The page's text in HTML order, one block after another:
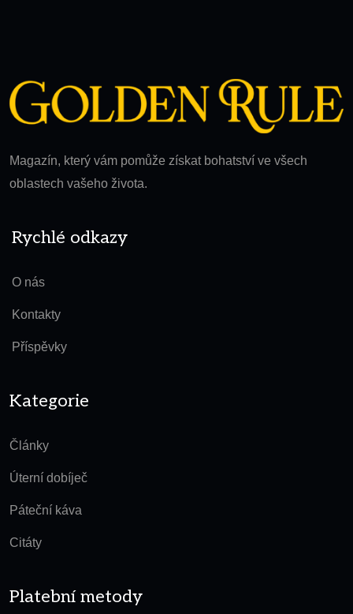
Magazín, který vám pomůže získat bohatství ve všech
oblastech vašeho života.
Rychlé odkazy
O nás
Kontakty
Příspěvky
Kategorie
Články
Úterní dobíječ
Páteční káva
Citáty
Platební metody